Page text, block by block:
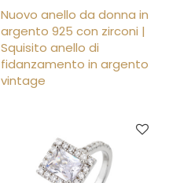
Nuovo anello da donna in
argento 925 con zirconi |
Squisito anello di
fidanzamento in argento
vintage